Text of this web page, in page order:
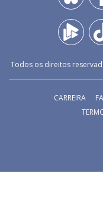
Todos os direitos
CARREIRA